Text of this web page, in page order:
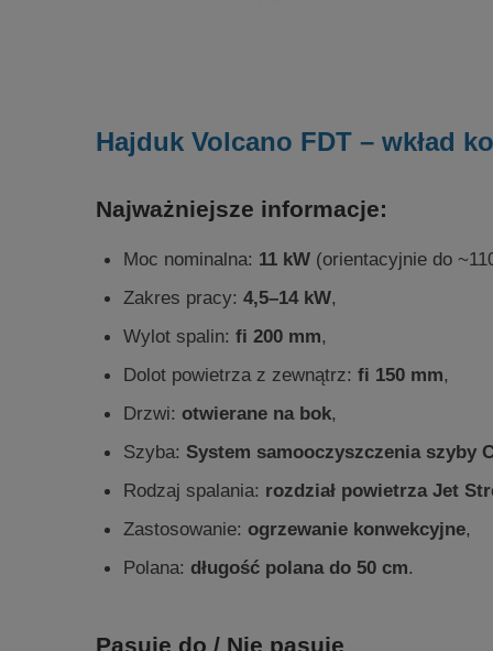
Hajduk Volcano FDT – wkład
Najważniejsze informacje:
Moc nominalna: 11 kW (orientacyjnie do
Zakres pracy: 4,5–14 kW,
Wylot spalin: fi 200 mm,
Dolot powietrza z zewnątrz: fi 150 mm,
Drzwi: otwierane na bok,
Szyba: System samooczyszczenia szyby
Rodzaj spalania: rozdział powietrza Jet
Zastosowanie: ogrzewanie konwekcyjne,
Polana: długość polana do 50 cm.
Pasuje do / Nie pasuje